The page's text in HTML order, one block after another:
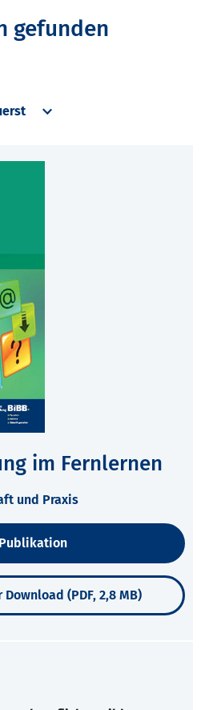
gefunden
im Fernlernen
und Praxis
(PDF, 2,8 MB)